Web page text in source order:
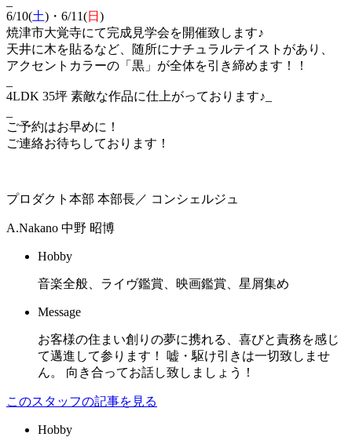
6/10(土)・6/11(日 )
焼津市大覚寺にて完成見学会を開催致します♪
天井に木を貼るなど、随所にナチュラルテイストがあり、
アクセントカラーの「黒」が全体を引き締めます！！
4LDK 35坪 素敵な作品に仕上がっております♪_
ご予約はお早めに！
ご連絡お待ちしております！
プロダクト本部 本部長／ コンシェルジュ
A.Nakano 中野 昭博
Hobby
音楽全般、ライヴ鑑賞、映画鑑賞、星屑集め
Message
お客様の住まい創りの夢に携れる、喜びと責務を感じ
て邁進して参ります！ 嘘・駆け引きは一切致しませ
ん。 向き合ってお話し致しましょう！
このスタッフの記事を見る
Hobby